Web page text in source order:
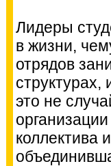
Лидеры
в жизни,
отрядов
это не
коллектива